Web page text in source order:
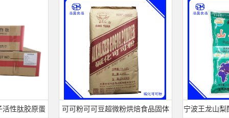
胶原蛋 可可粉可可豆超微粉烘焙食品固体 宁波王龙山梨酸钾